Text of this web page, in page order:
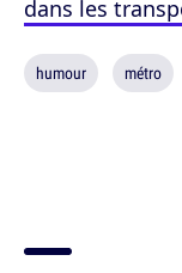
dans les
humour métro